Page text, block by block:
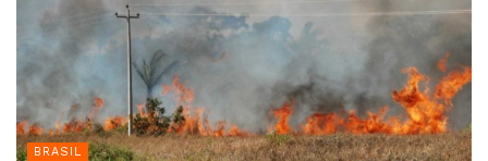
BRASIL